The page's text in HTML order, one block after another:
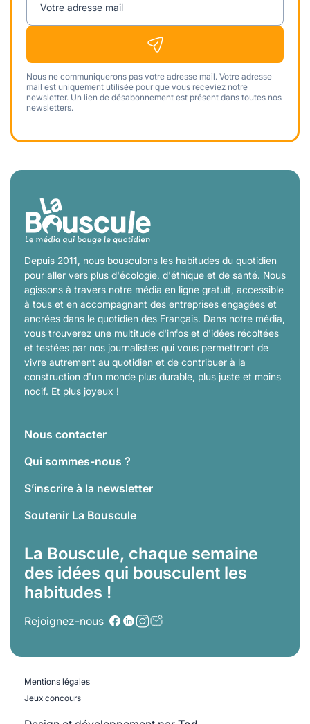
Votre adresse mail
Nous ne communiquerons pas votre adresse mail. Votre adresse
mail est uniquement utilisée pour que vous receviez notre
newsletter. Un lien de désabonnement est présent dans toutes nos
newsletters.
Depuis 2011, nous bousculons les habitudes du quotidien
pour aller vers plus d'écologie, d'éthique et de santé. Nous
agissons à travers notre média en ligne gratuit, accessible
à tous et en accompagnant des entreprises engagées et
ancrées dans le quotidien des Français. Dans notre média,
vous trouverez une multitude d'infos et d'idées récoltées
et testées par nos journalistes qui vous permettront de
vivre autrement au quotidien et de contribuer à la
construction d'un monde plus durable, plus juste et moins
nocif. Et plus joyeux !
Nous contacter
Qui sommes-nous ?
S’inscrire à la newsletter
Soutenir La Bouscule
La Bouscule, chaque semaine
des idées qui bousculent les
habitudes !
Rejoignez-nous
Mentions légales
Jeux concours